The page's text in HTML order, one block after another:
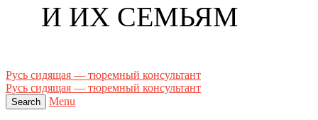
И ИХ СЕМЬЯМ
Русь сидящая — тюремный консультант
Русь сидящая — тюремный консультант
Search Menu